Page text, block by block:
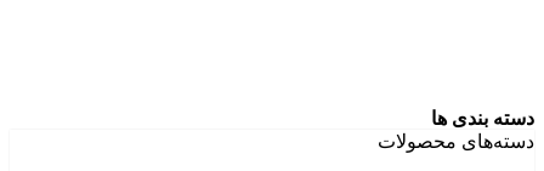
دسته بندی ها
دسته‌های محصولات